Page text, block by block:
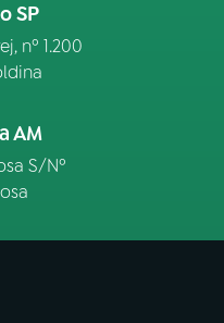
SP
nº 1.200
AM
S/Nº